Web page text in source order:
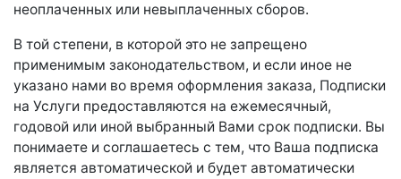
неоплаченных или невыплаченных сборов.
В той степени, в которой это не запрещено
применимым законодательством, и если иное не
указано нами во время оформления заказа, Подписки
на Услуги предоставляются на ежемесячный,
годовой или иной выбранный Вами срок подписки. Вы
понимаете и соглашаетесь с тем, что Ваша подписка
является автоматической и будет автоматически